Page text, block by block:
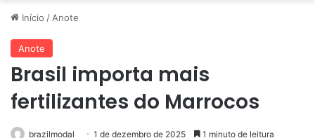
Início /Anote
Anote
Brasil importa mais
fertilizantes do Marrocos
brazilmodal 1 de dezembro de 2025 1 minuto de leitura